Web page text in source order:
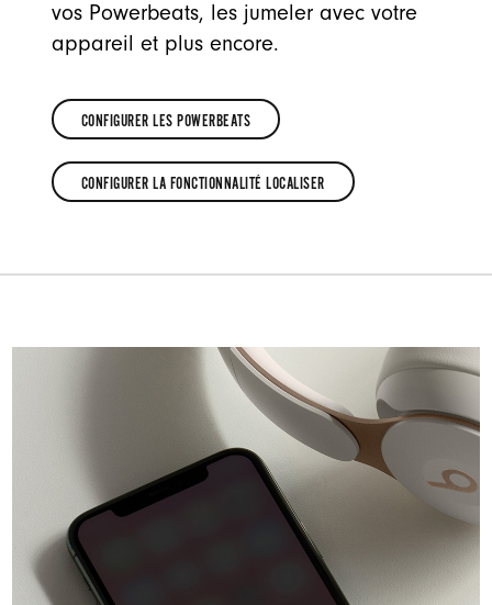
vos Powerbeats, les jumeler avec votre
appareil et plus encore.
CONFIGURER LES POWERBEATS
LES
CONFIGURER LA FONCTIONNALITÉ LOCALISER